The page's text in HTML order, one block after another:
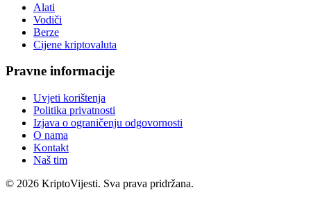
Alati
Vodiči
Berze
Cijene kriptovaluta
Pravne informacije
Uvjeti korištenja
Politika privatnosti
Izjava o ograničenju odgovornosti
O nama
Kontakt
Naš tim
© 2026 KriptoVijesti. Sva prava pridržana.